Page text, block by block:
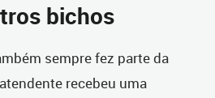
bichos
sempre fez parte da
recebeu uma